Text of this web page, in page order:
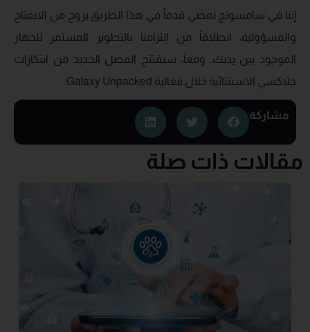
إننا في سامسونج نمضي قدماً في هذا الطريق بروح من الانفتاح
والمسؤولية، انطلاقاً من التزامنا بالتطوير المستمر للجهاز
الموجود بين يديك. ومعاً، سنفتتح الفصل الجديد من ابتكارات
جلاكسي الاستثنائية خلال فعالية Galaxy Unpacked.
مشاركة
مقالات ذات صلة